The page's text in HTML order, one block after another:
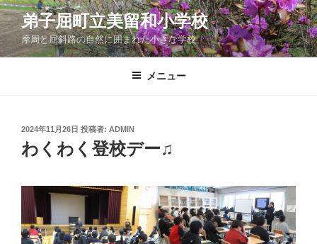
コ
ン
テ
ン
弟子屈町立美留和小学校
摩周と屈斜路の自然に囲まれた小さな学校
メニュー
投
稿
日:
2024年11月26日 投稿者: ADMIN
わくわく登校デー♫